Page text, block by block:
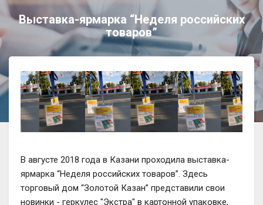
Выставка-ярмарка “Неделя российских
товаров”
В августе 2018 года в Казани проходила выставка-
ярмарка “Неделя российских товаров”. Здесь
торговый дом “Золотой Казан” представили свои
новинки - геркулес "Экстра" в картонной упаковке,